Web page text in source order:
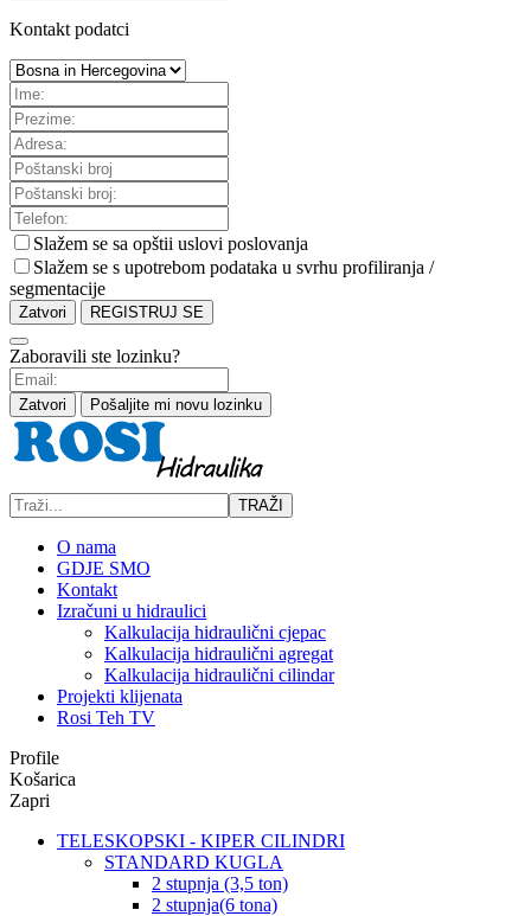
Kontakt podatci
Slažem se sa opštii uslovi poslovanja
Slažem se s upotrebom podataka u svrhu profiliranja /
segmentacije
Zatvori REGISTRUJ SE
Zaboravili ste lozinku?
Zatvori Pošaljite mi novu lozinku
TRAŽI
O nama
GDJE SMO
Kontakt
Izračuni u hidraulici
Kalkulacija hidraulični cjepac
Kalkulacija hidraulični agregat
Kalkulacija hidraulični cilindar
Projekti klijenata
Rosi Teh TV
Profile
Košarica
Zapri
TELESKOPSKI - KIPER CILINDRI
STANDARD KUGLA
2 stupnja (3,5 ton)
2 stupnja(6 tona)